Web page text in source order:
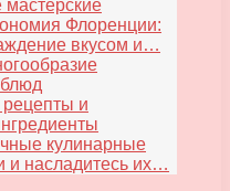
мастерские
Флоренции:
вкусом и…
и
кулинарные
насладитесь их…